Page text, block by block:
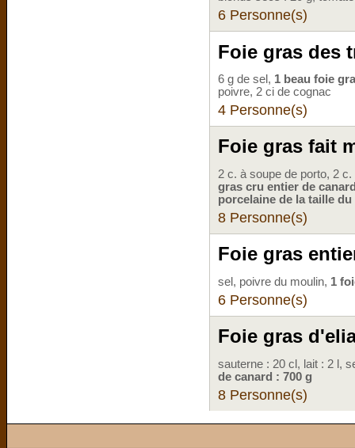
6 Personne(s)
Foie gras des
6 g de sel, 1 beau foie
poivre, 2 ci de cognac
4 Personne(s)
Foie gras fait
2 c. à soupe de porto, 2
gras cru entier de
porcelaine de la taille
8 Personne(s)
Foie gras
sel, poivre du moulin, 1
6 Personne(s)
Foie gras
sauterne : 20 cl, lait : 2 l,
de canard : 700 g
8 Personne(s)